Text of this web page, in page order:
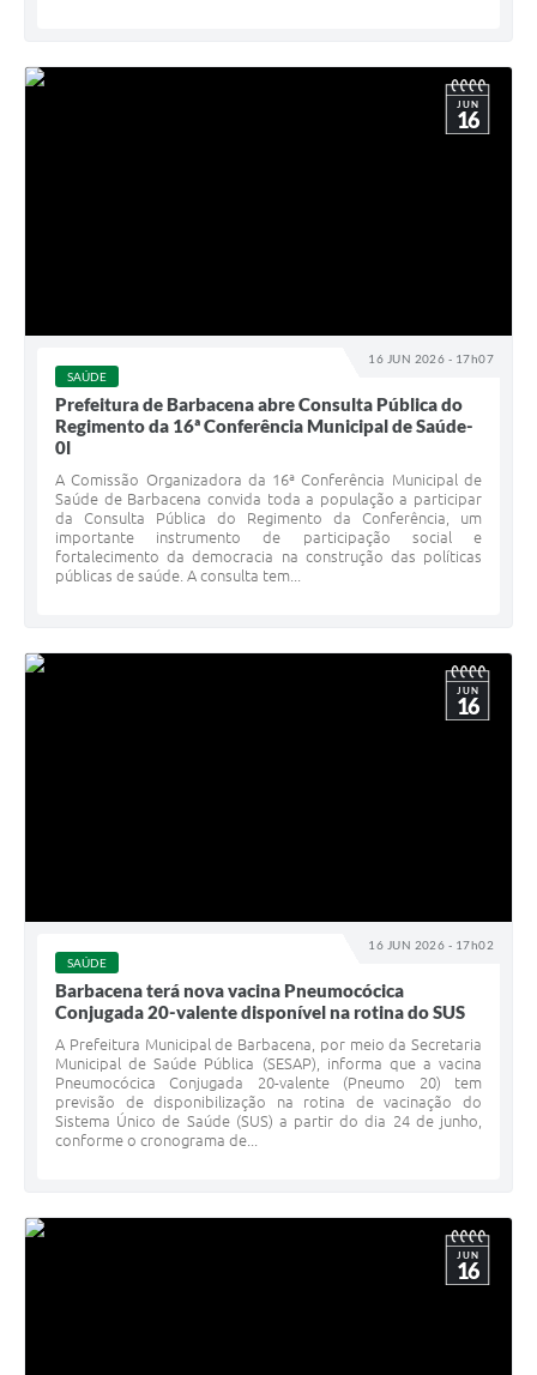
16 JUN 2026 - 17h07
JUN
16
SAÚDE
Prefeitura de Barbacena abre Consulta Pública do
Regimento da 16ª Conferência Municipal de Saúde-
0l
A Comissão Organizadora da 16ª Conferência Municipal de
Saúde de Barbacena convida toda a população a participar
da Consulta Pública do Regimento da Conferência, um
importante instrumento de participação social e
fortalecimento da democracia na construção das políticas
públicas de saúde. A consulta tem...
16 JUN 2026 - 17h02
JUN
16
SAÚDE
Barbacena terá nova vacina Pneumocócica
Conjugada 20-valente disponível na rotina do SUS
A Prefeitura Municipal de Barbacena, por meio da Secretaria
Municipal de Saúde Pública (SESAP), informa que a vacina
Pneumocócica Conjugada 20-valente (Pneumo 20) tem
previsão de disponibilização na rotina de vacinação do
Sistema Único de Saúde (SUS) a partir do dia 24 de junho,
conforme o cronograma de...
JUN
16